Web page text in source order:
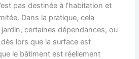
pas destinée à l’habitation et
Dans la pratique, cela
certaines dépendances, ou
lors que la surface est
le bâtiment est réellement